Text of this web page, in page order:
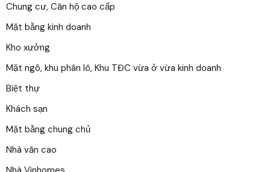
Chung cư, Căn hộ cao cấp
Mặt bằng kinh doanh
Kho xưởng
Mặt ngõ, khu phân lô, Khu TĐC vừa ở vừa kinh doanh
Biệt thự
Khách sạn
Mặt bằng chung chủ
Nhà văn cao